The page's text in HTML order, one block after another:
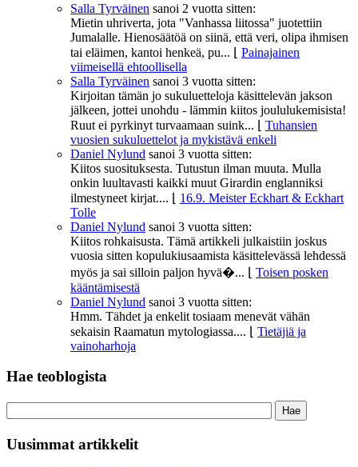
Salla Tyrväinen sanoi 2 vuotta sitten:
Mietin uhriverta, jota "Vanhassa liitossa" juotettiin
Jumalalle. Hienosäätöä on siinä, että veri, olipa ihmisen
tai eläimen, kantoi henkeä, pu...
Painajainen
viimeisellä ehtoollisella
Salla Tyrväinen sanoi 3 vuotta sitten:
Kirjoitan tämän jo sukuluetteloja käsittelevän jakson
jälkeen, jottei unohdu - lämmin kiitos joululukemisista!
Ruut ei pyrkinyt turvaamaan suink...
Tuhansien
vuosien sukuluettelot ja mykistävä enkeli
Daniel Nylund sanoi 3 vuotta sitten:
Kiitos suosituksesta. Tutustun ilman muuta. Mulla
onkin luultavasti kaikki muut Girardin englanniksi
ilmestyneet kirjat....
16.9. Meister Eckhart & Eckhart
Tolle
Daniel Nylund sanoi 3 vuotta sitten:
Kiitos rohkaisusta. Tämä artikkeli julkaistiin joskus
vuosia sitten kopulukiusaamista käsittelevässä lehdessä
myös ja sai silloin paljon hyvä�...
Toisen posken
kääntämisestä
Daniel Nylund sanoi 3 vuotta sitten:
Hmm. Tähdet ja enkelit tosiaam menevät vähän
sekaisin Raamatun mytologiassa....
Tietäjiä ja
vainoharhoja
Hae teoblogista
Uusimmat artikkelit